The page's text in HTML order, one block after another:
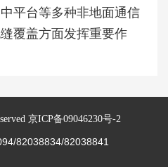
平台等多种非地面通信
覆盖方面发挥重要作
京ICP备09046230号-2
82038834/82038841